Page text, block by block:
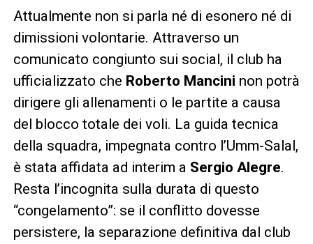
Attualmente non si parla né di esonero né di
dimissioni volontarie. Attraverso un
comunicato congiunto sui social, il club ha
ufficializzato che Roberto Mancini non potrà
dirigere gli allenamenti o le partite a causa
del blocco totale dei voli. La guida tecnica
della squadra, impegnata contro l’Umm-Salal,
è stata affidata ad interim a Sergio Alegre.
Resta l’incognita sulla durata di questo
“congelamento”: se il conflitto dovesse
persistere, la separazione definitiva dal club